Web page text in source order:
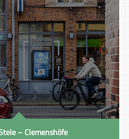
– Clemenshöfe